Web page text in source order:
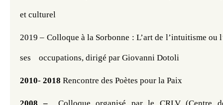
et culturel
2019 – Colloque à la Sorbonne : L’art de l’intuitisme ou
ses    occupations, dirigé par Giovanni Dotoli
2010- 2018 Rencontre des Poètes pour la Paix